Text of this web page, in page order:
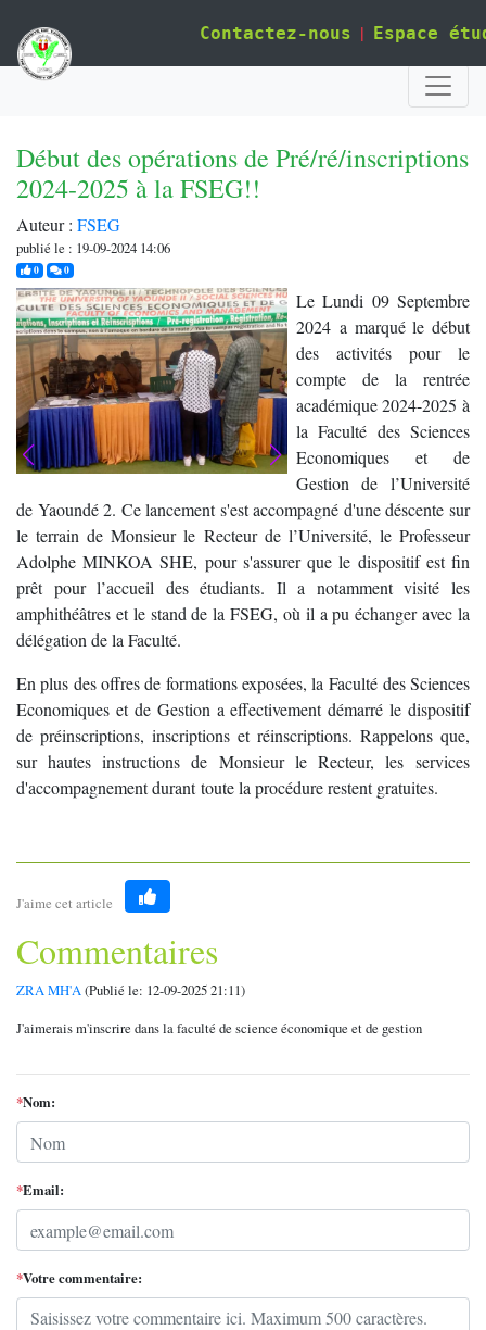
Contactez-nous | Espace
Début des opérations de Pré/ré/inscriptions
2024-2025 à la FSEG!!
Auteur : FSEG
publié le : 19-09-2024 14:06
0j'aime0commentaires
Le Lundi 09 Septembre
2024 a marqué le début
des activités pour le
compte de la rentrée
académique 2024-2025 à
la Faculté des Sciences
Economiques et de
Gestion de l’Université
de Yaoundé 2. Ce lancement s'est accompagné d'une déscente sur
le terrain de Monsieur le Recteur de l’Université, le Professeur
Adolphe MINKOA SHE, pour s'assurer que le dispositif est fin
prêt pour l’accueil des étudiants. Il a notamment visité les
amphithéâtres et le stand de la FSEG, où il a pu échanger avec la
délégation de la Faculté.
En plus des offres de formations exposées, la Faculté des Sciences
Economiques et de Gestion a effectivement démarré le dispositif
de préinscriptions, inscriptions et réinscriptions. Rappelons que,
sur hautes instructions de Monsieur le Recteur, les services
d'accompagnement durant toute la procédure restent gratuites.
J'aime cet article
Like
Commentaires
ZRA MH'A(Publié le: 12-09-2025 21:11)
J'aimerais m'inscrire dans la faculté de science économique et de gestion
*Nom:
*Email:
*Votre commentaire: